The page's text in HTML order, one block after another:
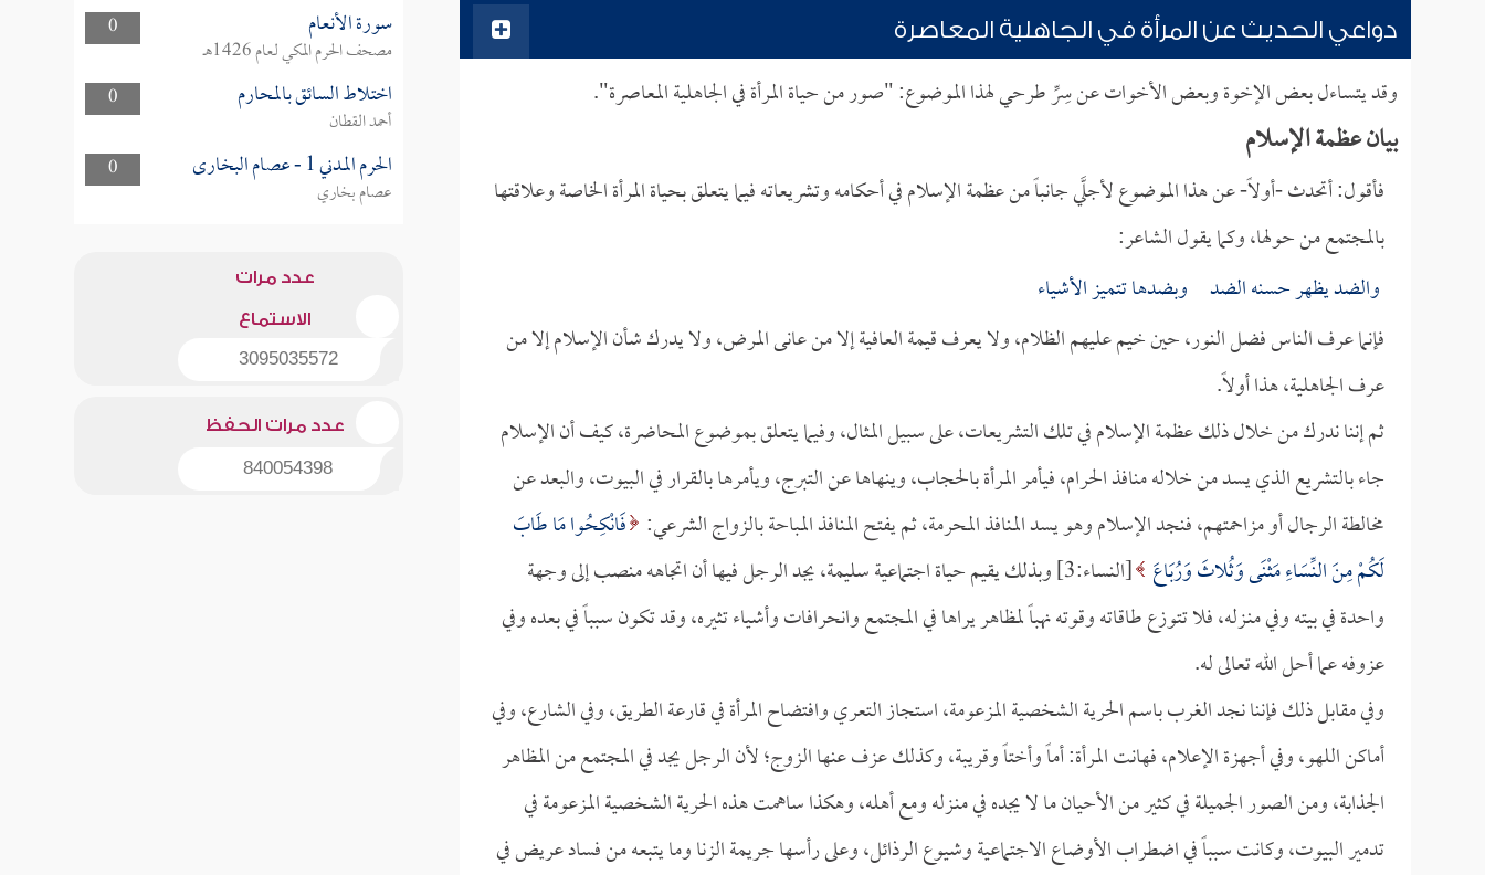
دواعي الحديث عن المرأة في الجاهلية المعاصرة
وقد يتساءل بعض الإخوة وبعض الأخوات عن سِرِّ طرحي لهذا الموضوع: "صور من حياة المرأة في الجاهلية المعاصرة".
بيان عظمة الإسلام
فأقول: أتحدث -أولاً- عن هذا الموضوع لأجلَّي جانباً من عظمة الإسلام في أحكامه وتشريعاته فيما يتعلق بحياة المرأة الخاصة وعلاقتها
بالمجتمع من حولها، وكما يقول الشاعر:
والضد يظهر حسنه الضد وبضدها تتميز الأشياء
فإنما عرف الناس فضل النور، حين خيم عليهم الظلام، ولا يعرف قيمة العافية إلا من عانى المرض، ولا يدرك شأن الإسلام إلا من
عرف الجاهلية، هذا أولاً.
ثم إننا ندرك من خلال ذلك عظمة الإسلام في تلك التشريعات، على سبيل المثال، وفيما يتعلق بموضوع المحاضرة، كيف أن الإسلام
جاء بالتشريع الذي يسد من خلاله منافذ الحرام، فيأمر المرأة بالحجاب، وينهاها عن التبرج، ويأمرها بالقرار في البيوت، والبعد عن
مخالطة الرجال أو مزاحمتهم، فنجد الإسلام وهو يسد المنافذ المحرمة، ثم يفتح المنافذ المباحة بالزواج الشرعي: فَانْكِحُوا مَا طَابَ
لَكُمْ مِنَ النِّسَاءِ مَثْنَى وَثُلاثَ وَرُبَاعَ
[النساء:3] وبذلك يقيم حياة اجتماعية سليمة، يجد الرجل فيها أن اتجاهه منصب إلى وجهة
واحدة في بيته وفي منـزله، فلا تتوزع طاقاته وقوته نهباً لمظاهر يراها في المجتمع وانحرافات وأشياء تثيره، وقد تكون سبباً في بعده وفي
عزوفه عما أحل الله تعالى له.
وفي مقابل ذلك فإننا نجد الغرب باسم الحرية الشخصية المزعومة، استجاز التعري وافتضاح المرأة في قارعة الطريق، وفي الشارع، وفي
أماكن اللهو، وفي أجهزة الإعلام، فهانت المرأة: أماً وأختاً وقريبة، وكذلك عزف عنها الزوج؛ لأن الرجل يجد في المجتمع من المظاهر
الجذابة، ومن الصور الجميلة في كثير من الأحيان ما لا يجده في منـزله ومع أهله، وهكذا ساهمت هذه الحرية الشخصية المزعومة في
تدمير البيوت، وكانت سبباً في اضطراب الأوضاع الاجتماعية وشيوع الرذائل، وعلى رأسها جريمة الزنا وما يتبعه من فساد عريض في
0
سورة الأنعام
مصحف الحرم المكي لعام 1426هـ
0
اختلاط السائق بالمحارم
أحمد القطان
0
الحرم المدني 1 - عصام البخارى
عصام بخاري
عدد مرات
الاستماع
3095035572
عدد مرات الحفظ
840054398